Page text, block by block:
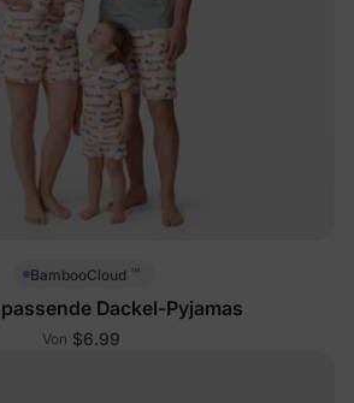
BambooCloud ™
Dackel-Pyjamas
Von $6.99